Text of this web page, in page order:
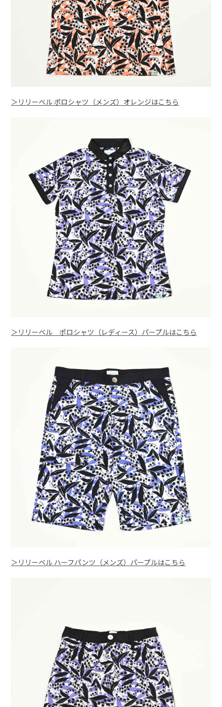
＞リリーベル ポロシャツ（メンズ）オレンジはこちら
＞リリーベル ポロシャツ（レディース）パープルはこちら
＞リリーベル ハーフパンツ（メンズ）パープルはこちら